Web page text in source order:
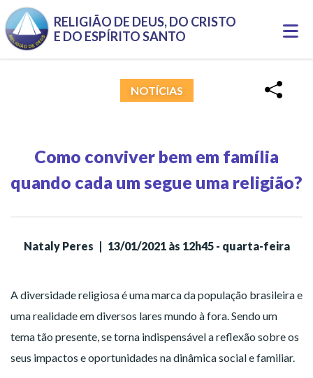
Pular para o conteúdo principal
RELIGIÃO DE DEUS, DO CRISTO
E DO ESPÍRITO SANTO
NOTÍCIAS
Como conviver bem em família
quando cada um segue uma religião?
Nataly Peres | 13/01/2021 às 12h45 - quarta-feira
A diversidade religiosa é uma marca da população brasileira e
uma realidade em diversos lares mundo à fora. Sendo um
tema tão presente, se torna indispensável a reflexão sobre os
seus impactos e oportunidades na dinâmica social e familiar.